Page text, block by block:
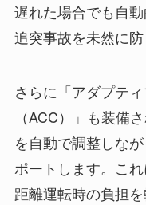
遅れた場合でも自動
追突事故を未然に防
さらに「アダプテ
（ACC）」も装備
を自動で調整しな
ポートします。こ
距離運転時の負担